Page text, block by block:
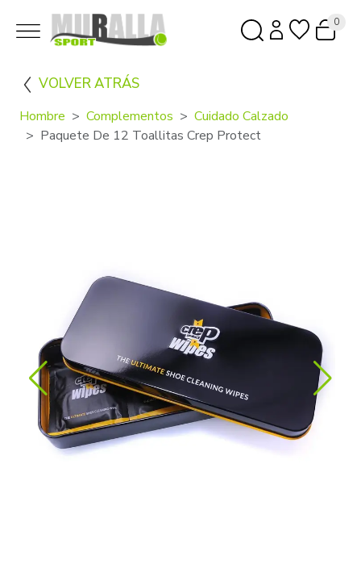
0
VOLVER ATRÁS
Hombre Complementos
Cuidado Calzado
Paquete De 12 Toallitas Crep Protect